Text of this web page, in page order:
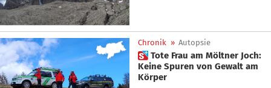
Chronik » Autopsie
 Tote Frau am Möltner Joch:
Keine Spuren von Gewalt am
Körper